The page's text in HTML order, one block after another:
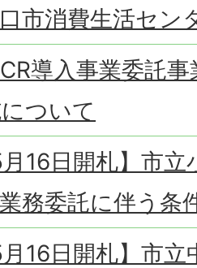
口市消費生活セン
導入事業委託
ついて
月16日開札】市
務委託に伴う条
月16日開札】市